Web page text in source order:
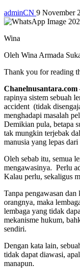
adminCN 9 November
Wina
Oleh Wina Armada
Thank you for reading
Chanelnusantara.com
rapinya sistem sebuah
accident (tidak
menghadapi masalah
Demikian pula, betapa
tak mungkin terjebak
manusia yang lepas
Oleh sebab itu, semua
mengawasinya. Perlu
Kalau perlu, sekaligus
Tanpa pengawasan
orangnya, maka
lembaga yang tidak
mekanisme hukum,
sendiri.
Dengan kata lain,
tidak dapat diawasi,
manapun.